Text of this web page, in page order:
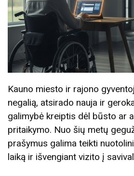
Kauno miesto ir rajono
negalią, atsirado nauja ir
galimybė kreiptis dėl būsto ar
pritaikymo. Nuo šių metų
prašymus galima teikti
laiką ir išvengiant vizito į